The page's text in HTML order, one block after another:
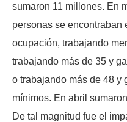
sumaron 11 millones. En
personas se encontraban
ocupación, trabajando
trabajando más de 35 y
o trabajando más de 48 y
mínimos. En abril
De tal magnitud fue el